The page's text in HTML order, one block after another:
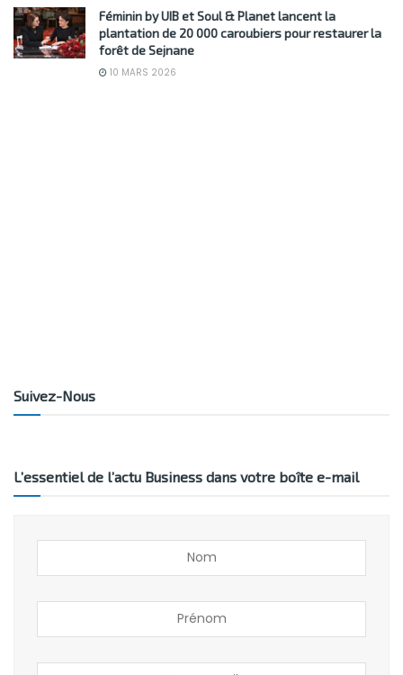
Féminin by UIB et Soul & Planet lancent la
plantation de 20 000 caroubiers pour restaurer la
forêt de Sejnane
10 MARS 2026
Suivez-Nous
L’essentiel de l’actu Business dans votre boîte e-mail